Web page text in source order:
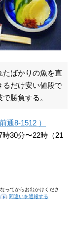
ばかりの魚を直
るだけ安い値段で
勝負する。
通8-1512 ）
30分〜22時（21
ってからお出かけくださ
間違いを通報する